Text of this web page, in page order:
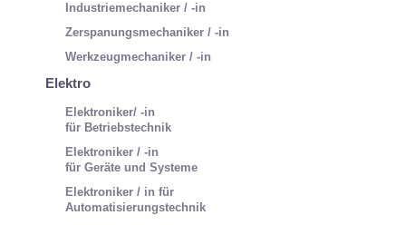
Industriemechaniker / -in
Zerspanungsmechaniker / -in
Werkzeugmechaniker / -in
Elektro
Elektroniker/ -in
für Betriebstechnik
Elektroniker / -in
für Geräte und Systeme
Elektroniker / in für
Automatisierungstechnik